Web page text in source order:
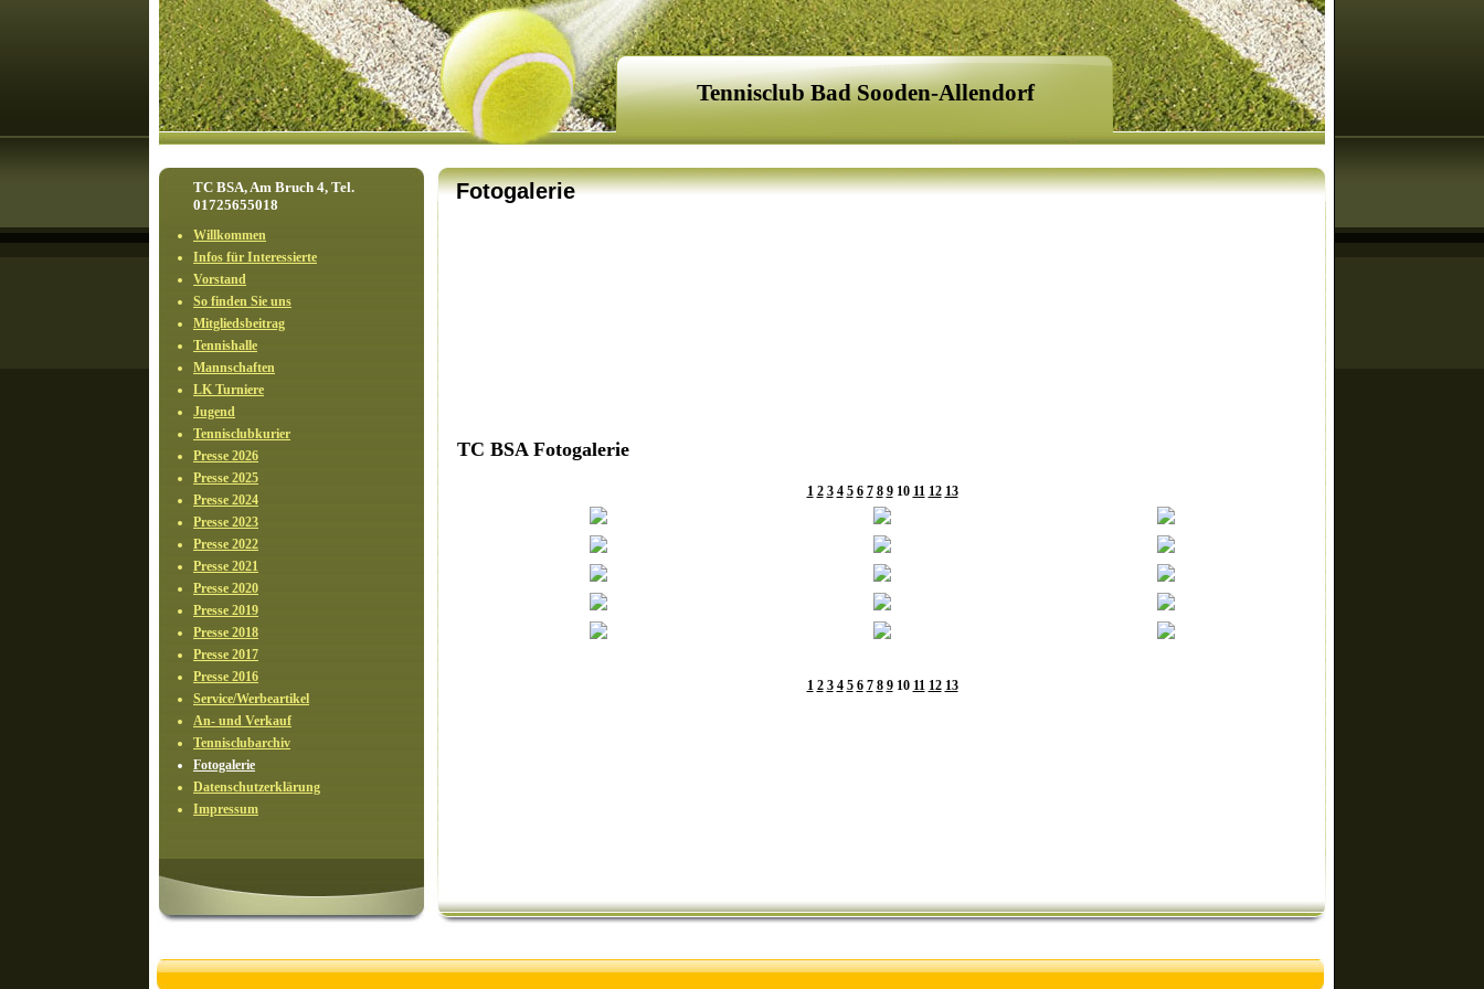
Tennisclub Bad Sooden-Allendorf
TC BSA, Am Bruch 4, Tel.
01725655018
Willkommen
Infos für Interessierte
Vorstand
So finden Sie uns
Mitgliedsbeitrag
Tennishalle
Mannschaften
LK Turniere
Jugend
Tennisclubkurier
Presse 2026
Presse 2025
Presse 2024
Presse 2023
Presse 2022
Presse 2021
Presse 2020
Presse 2019
Presse 2018
Presse 2017
Presse 2016
Service/Werbeartikel
An- und Verkauf
Tennisclubarchiv
Fotogalerie
Datenschutzerklärung
Impressum
Fotogalerie
TC BSA Fotogalerie
1 2 3 4 5 6 7 8 9 10 11 12 13
1 2 3 4 5 6 7 8 9 10 11 12 13